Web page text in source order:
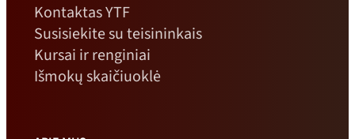
Kontaktas YTF
Susisiekite su teisininkais
Kursai ir renginiai
Išmokų skaičiuoklė